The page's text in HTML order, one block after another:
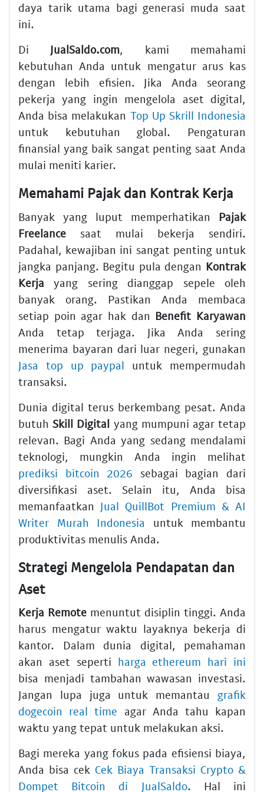
daya tarik utama bagi generasi muda saat
ini.
Di JualSaldo.com, kami memahami
kebutuhan Anda untuk mengatur arus kas
dengan lebih efisien. Jika Anda seorang
pekerja yang ingin mengelola aset digital,
Anda bisa melakukan Top Up Skrill Indonesia
untuk kebutuhan global. Pengaturan
finansial yang baik sangat penting saat Anda
mulai meniti karier.
Memahami Pajak dan Kontrak Kerja
Banyak yang luput memperhatikan Pajak
Freelance saat mulai bekerja sendiri.
Padahal, kewajiban ini sangat penting untuk
jangka panjang. Begitu pula dengan Kontrak
Kerja yang sering dianggap sepele oleh
banyak orang. Pastikan Anda membaca
setiap poin agar hak dan Benefit Karyawan
Anda tetap terjaga. Jika Anda sering
menerima bayaran dari luar negeri, gunakan
Jasa top up paypal untuk mempermudah
transaksi.
Dunia digital terus berkembang pesat. Anda
butuhSkill Digital yang mumpuni agar tetap
relevan. Bagi Anda yang sedang mendalami
teknologi, mungkin Anda ingin melihat
prediksi bitcoin 2026 sebagai bagian dari
diversifikasi aset. Selain itu, Anda bisa
memanfaatkan Jual QuillBot Premium & AI
Writer Murah Indonesia untuk membantu
produktivitas menulis Anda.
Strategi Mengelola Pendapatan dan
Aset
Kerja Remote menuntut disiplin tinggi. Anda
harus mengatur waktu layaknya bekerja di
kantor. Dalam dunia digital, pemahaman
akan aset seperti harga ethereum hari ini
bisa menjadi tambahan wawasan investasi.
Jangan lupa juga untuk memantau grafik
dogecoin real time agar Anda tahu kapan
waktu yang tepat untuk melakukan aksi.
Bagi mereka yang fokus pada efisiensi biaya,
Anda bisa cek Cek Biaya Transaksi Crypto &
Dompet Bitcoin di JualSaldo. Hal ini